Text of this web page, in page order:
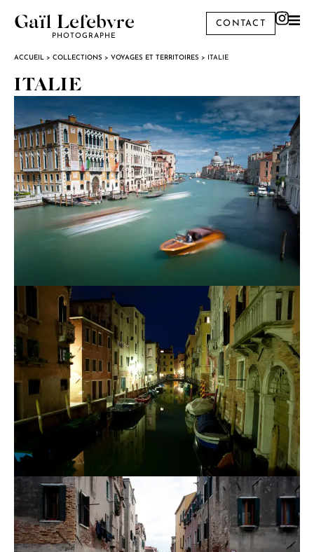
Gaïl Lefebvre
PHOTOGRAPHE
CONTACT
ACCUEIL > COLLECTIONS > VOYAGES ET TERRITOIRES > ITALIE
ITALIE